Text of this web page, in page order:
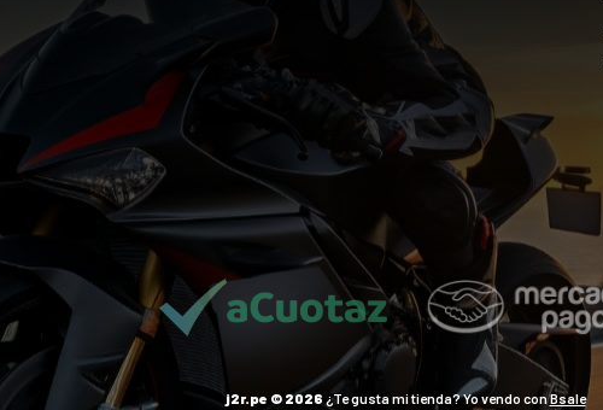
j2r.pe © 2026 ¿Te gusta mi tienda? Yo vendo conBsale